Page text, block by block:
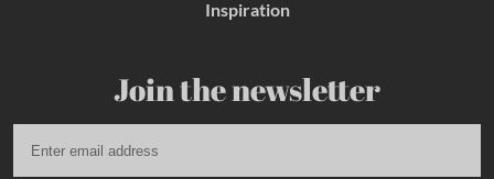
Inspiration
Join the newsletter